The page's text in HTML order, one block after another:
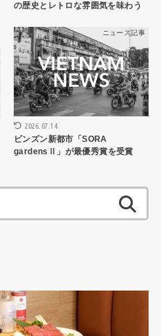
の歴史とレトロな雰囲気を味わう
ニュース記事
2026.07.14
ビンズン新都市「SORA
gardensⅡ」が最優秀賞を受賞
索: